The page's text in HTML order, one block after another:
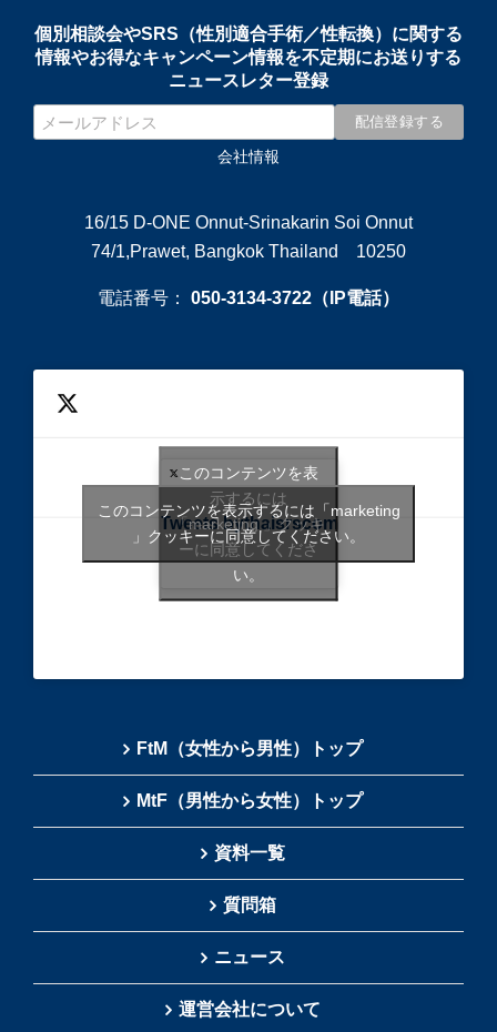
個別相談会やSRS（性別適合手術／性転換）に関する
情報やお得なキャンペーン情報を不定期にお送りする
ニュースレター登録
会社情報
16/15 D-ONE Onnut-Srinakarin Soi Onnut
74/1,Prawet, Bangkok Thailand 10250
電話番号： 050-3134-3722（IP電話）
Tweets bythaisrscom
このコンテンツを表
示するには
「marketing 」クッキ
ーに同意してくださ
い。
このコンテンツを表示するには「marketing
」クッキーに同意してください。
FtM（女性から男性）トップ
MtF（男性から女性）トップ
資料一覧
質問箱
ニュース
運営会社について